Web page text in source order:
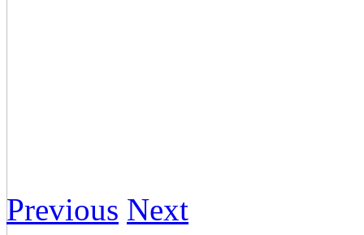
Previous Next